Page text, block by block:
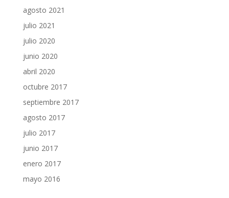
agosto 2021
julio 2021
julio 2020
junio 2020
abril 2020
octubre 2017
septiembre 2017
agosto 2017
julio 2017
junio 2017
enero 2017
mayo 2016